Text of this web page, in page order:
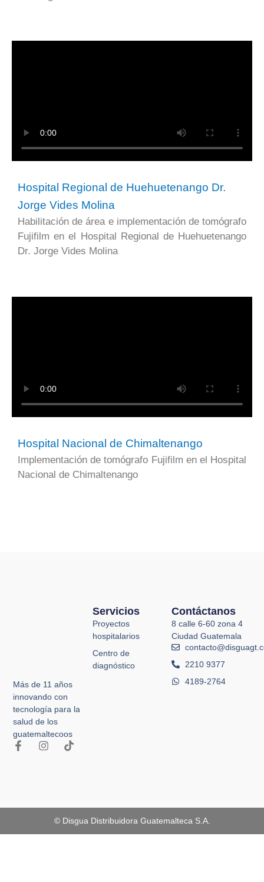
Hospital Regional de Huehuetenango Dr.
Jorge Vides Molina
Habilitación de área e implementación de tomógrafo
Fujifilm en el Hospital Regional de Huehuetenango
Dr. Jorge Vides Molina
Hospital Nacional de Chimaltenango
Implementación de tomógrafo Fujifilm en el Hospital
Nacional de Chimaltenango
Más de 11 años
innovando con
tecnología para la
salud de los
guatemaltecoos
Servicios
Proyectos
hospitalarios
Centro de
diagnóstico
Contáctanos
8 calle 6-60 zona 4
Ciudad Guatemala
2210 9377
4189-2764
© Disgua Distribuidora Guatemalteca S.A.